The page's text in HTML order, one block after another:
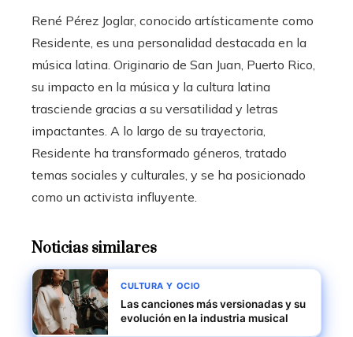
René Pérez Joglar, conocido artísticamente como
Residente, es una personalidad destacada en la
música latina. Originario de San Juan, Puerto Rico,
su impacto en la música y la cultura latina
trasciende gracias a su versatilidad y letras
impactantes. A lo largo de su trayectoria,
Residente ha transformado géneros, tratado
temas sociales y culturales, y se ha posicionado
como un activista influyente.
Noticias similares
CULTURA Y OCIO
Las canciones más versionadas y su
evolución en la industria musical